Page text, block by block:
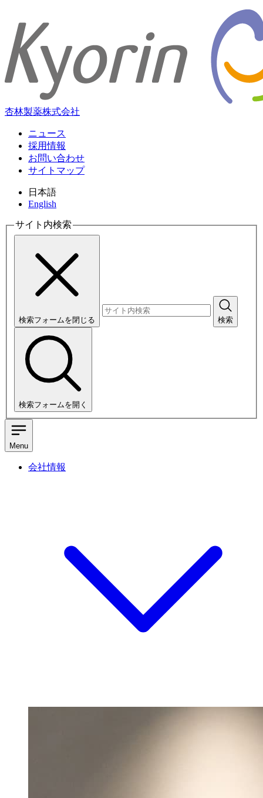
杏林製薬株式会社
ニュース
採用情報
お問い合わせ
サイトマップ
日本語
English
サイト内検索
検索フォームを閉じる 検索
検索フォームを開く
Menu
会社情報